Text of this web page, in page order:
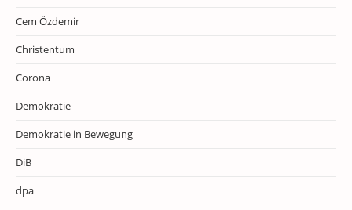
Cem Özdemir
Christentum
Corona
Demokratie
Demokratie in Bewegung
DiB
dpa